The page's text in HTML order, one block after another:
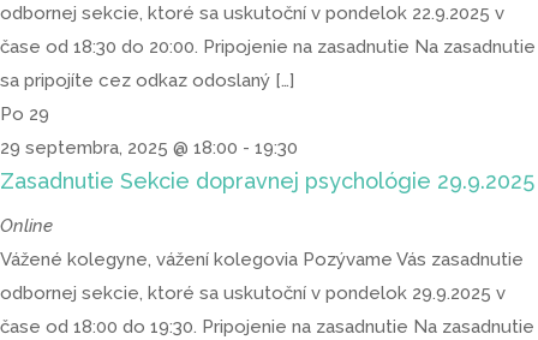
odbornej sekcie, ktoré sa uskutoční v pondelok 22.9.2025 v
čase od 18:30 do 20:00. Pripojenie na zasadnutie Na zasadnutie
sa pripojíte cez odkaz odoslaný […]
Po 29
29 septembra, 2025 @ 18:00 - 19:30
Zasadnutie Sekcie dopravnej psychológie 29.9.2025
Online
Vážené kolegyne, vážení kolegovia Pozývame Vás zasadnutie
odbornej sekcie, ktoré sa uskutoční v pondelok 29.9.2025 v
čase od 18:00 do 19:30. Pripojenie na zasadnutie Na zasadnutie